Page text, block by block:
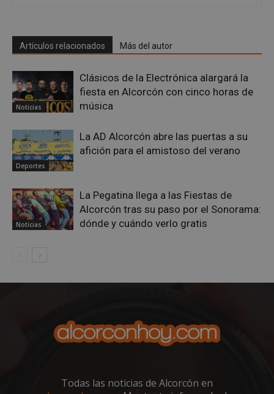
Artículos relacionados Más del autor
Noticias
Clásicos de la Electrónica alargará la
fiesta en Alcorcón con cinco horas de
música
Deportes
La AD Alcorcón abre las puertas a su
afición para el amistoso del verano
Noticias
La Pegatina llega a las Fiestas de
Alcorcón tras su paso por el Sonorama:
dónde y cuándo verlo gratis
Todas las noticias de Alcorcón en
AWSALBCORS
embed.bsky.app
sp_landing
Spotify Inc.
.spotify.com
Google
Privacy Policy